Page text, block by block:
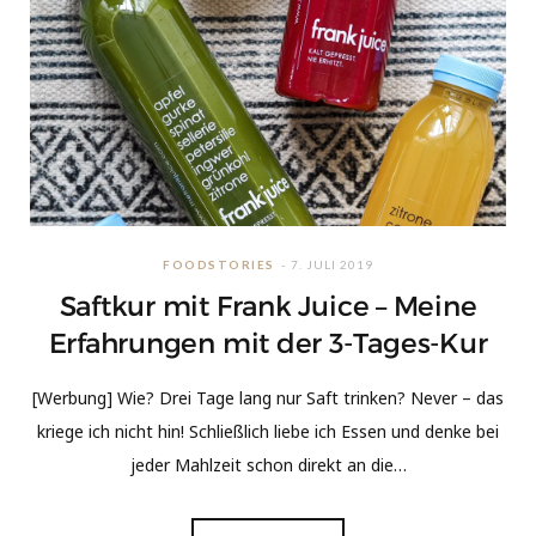
FOODSTORIES 7. JULI 2019
Saftkur mit Frank Juice – Meine
Erfahrungen mit der 3-Tages-Kur
[Werbung] Wie? Drei Tage lang nur Saft trinken? Never – das
kriege ich nicht hin! Schließlich liebe ich Essen und denke bei
jeder Mahlzeit schon direkt an die…